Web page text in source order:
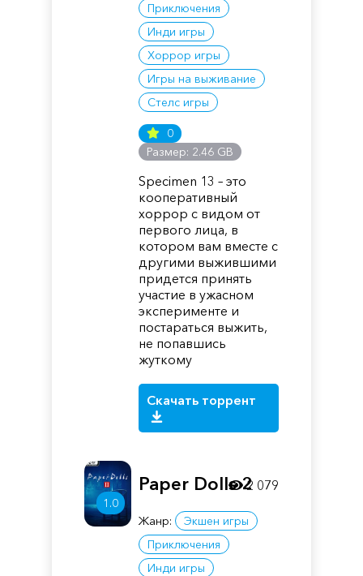
Приключения
Инди игры
Хоррор игры
Игры на выживание
Стелс игры
0
Размер: 2.46 GB
Specimen 13 – это
кооперативный
хоррор с видом от
первого лица, в
котором вам вместе с
другими выжившими
придется принять
участие в ужасном
эксперименте и
постараться выжить,
не попавшись
жуткому
Скачать торрент
1.0
Paper Dolls 2
Жанр:
Экшен игры
Приключения
Инди игры
2 079